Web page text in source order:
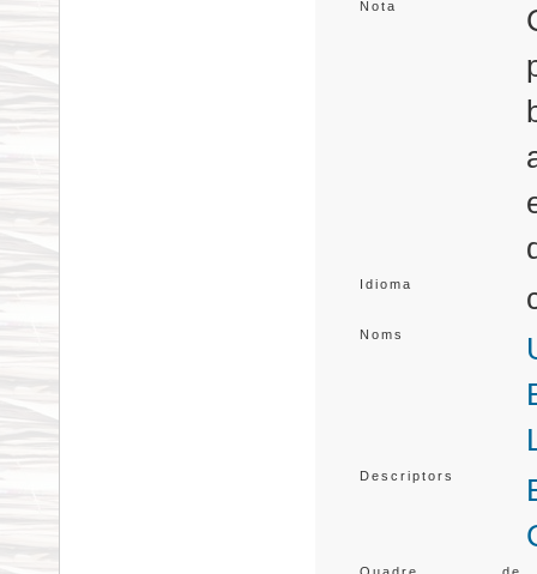
Nota
Idioma
Noms
Descriptors